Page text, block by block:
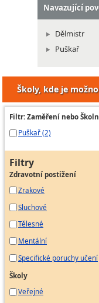
Navazující
Dělmistr
Puškař
Školy, kde je
Filtr: Zaměření nebo
Puškař (2)
Filtry
Zdravotní postižení
Zrakové
Sluchové
Tělesné
Mentální
Specifické poruchy učení
Školy
Veřejné